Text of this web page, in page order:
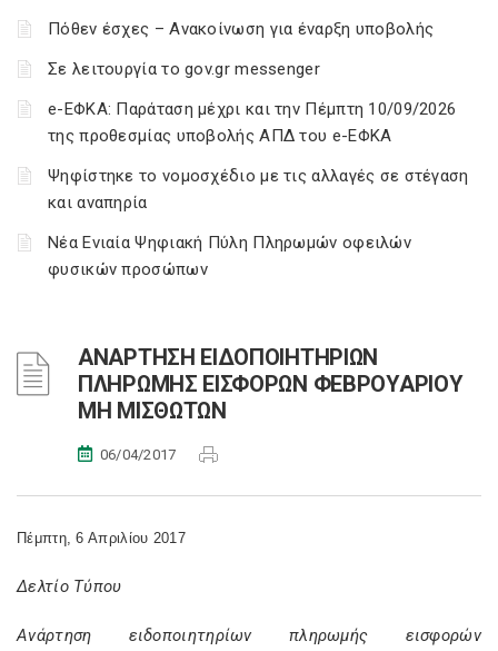
Πόθεν έσχες – Ανακοίνωση για έναρξη υποβολής
Σε λειτουργία το gov.gr messenger
e-ΕΦΚΑ: Παράταση μέχρι και την Πέμπτη 10/09/2026
της προθεσμίας υποβολής ΑΠΔ του e-ΕΦΚΑ
Ψηφίστηκε το νομοσχέδιο με τις αλλαγές σε στέγαση
και αναπηρία
Νέα Ενιαία Ψηφιακή Πύλη Πληρωμών οφειλών
φυσικών προσώπων
ΑΝΑΡΤΗΣΗ ΕΙΔΟΠΟΙΗΤΗΡΙΩΝ
ΠΛΗΡΩΜΗΣ ΕΙΣΦΟΡΩΝ ΦΕΒΡΟΥΑΡΙΟΥ
ΜΗ ΜΙΣΘΩΤΩΝ
06/04/2017
Πέμπτη, 6 Απριλίου 2017
Δελτίο Τύπου
Ανάρτηση ειδοποιητηρίων πληρωμής εισφορών